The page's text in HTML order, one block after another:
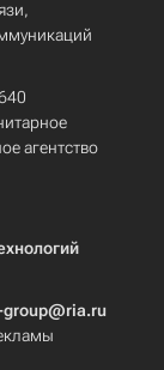
агентство